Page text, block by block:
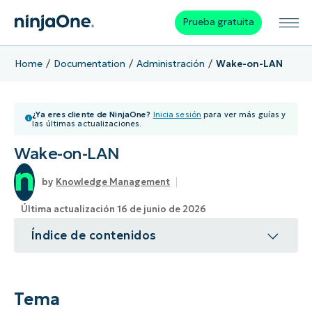
Prueba gratuita
Home Documentation Administración Wake-on-LAN
¿Ya eres cliente de NinjaOne? Inicia sesión para ver más guías y
las últimas actualizaciones.
Wake-on-LAN
Knowledge Management
Última actualización 16 de junio de 2026
Índice de contenidos
Tema